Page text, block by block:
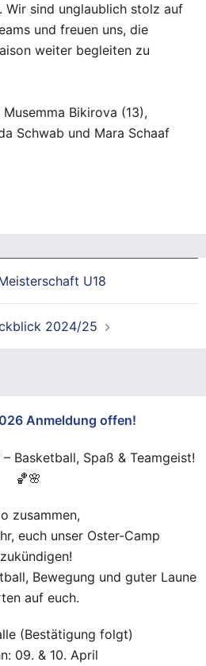
Wir sind unglaublich stolz auf
und freuen uns, die
weiter begleiten zu
Bikirova (13),
Schwab und Mara Schaaf
U18
2024/25
Anmeldung offen!
Basketball, Spaß & Teamgeist!
🏀🌸
zusammen,
euch unser Oster-Camp
Bewegung und guter Laune
auf euch.
(Bestätigung folgt)
09. & 10. April